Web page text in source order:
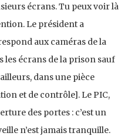
écrans. Tu peux voir là
Le président a
aux caméras de la
les écrans de la prison sauf
dans une pièce
et de contrôle]. Le PIC,
des portes : c’est un
n’est jamais tranquille.